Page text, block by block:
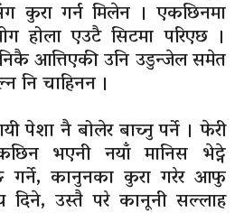
कुरा गर्न मिलेन । एकछिनमा
होला एउटै सिटमा परिएछ ।
आत्तिएकी उनि उडुन्जेल समेत
नि चाहिनन ।
पेशा नै बोलेर बाच्नु पर्ने । फेरी
भएनी नयाँ मानिस भेट्ने
गर्ने, कानुनका कुरा गरेर आफु
दिने, उस्तै परे कानूनी सल्लाह